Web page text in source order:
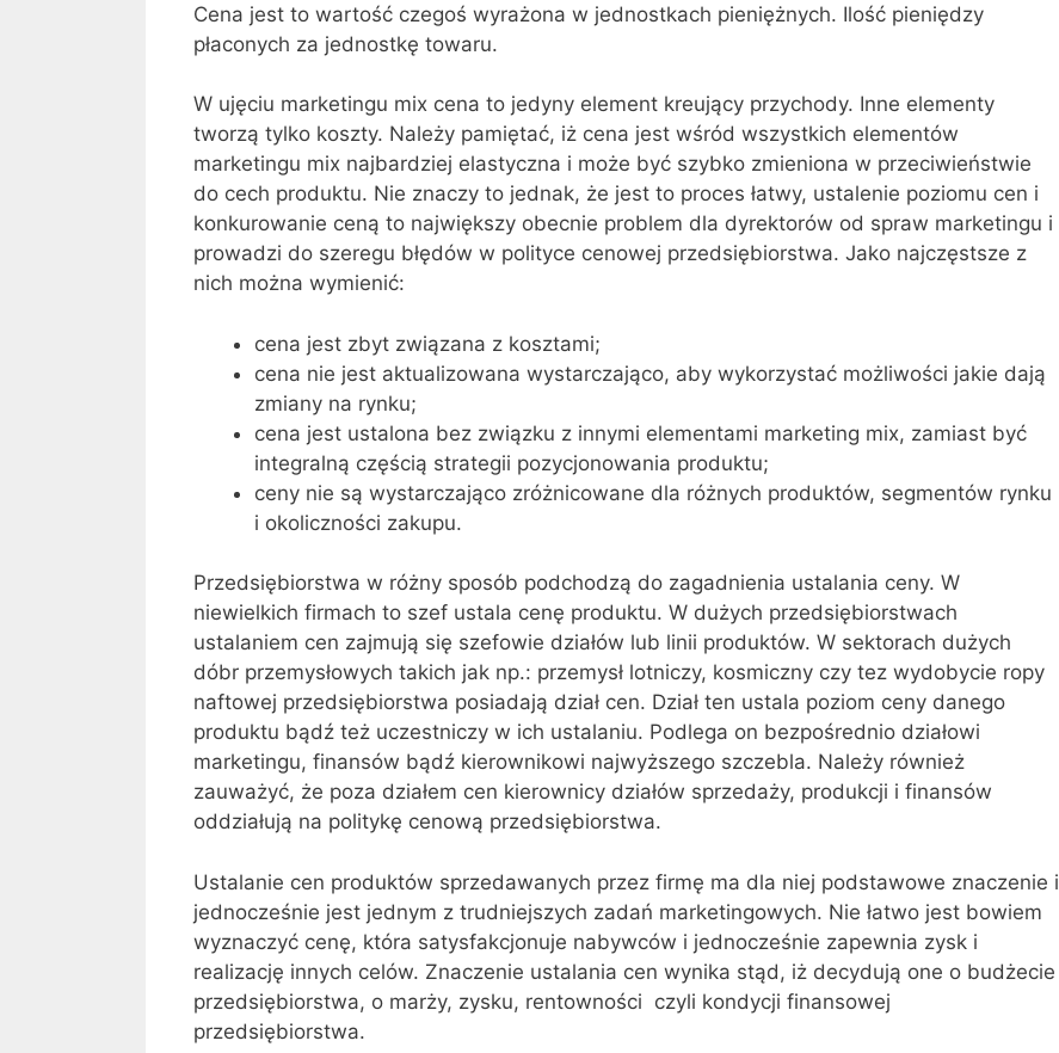
Cena jest to wartość czegoś wyrażona w jednostkach pieniężnych. Ilość pieniędzy
płaconych za jednostkę towaru.
W ujęciu marketingu mix cena to jedyny element kreujący przychody. Inne elementy
tworzą tylko koszty. Należy pamiętać, iż cena jest wśród wszystkich elementów
marketingu mix najbardziej elastyczna i może być szybko zmieniona w przeciwieństwie
do cech produktu. Nie znaczy to jednak, że jest to proces łatwy, ustalenie poziomu cen i
konkurowanie ceną to największy obecnie problem dla dyrektorów od spraw marketingu i
prowadzi do szeregu błędów w polityce cenowej przedsiębiorstwa. Jako najczęstsze z
nich można wymienić:
cena jest zbyt związana z kosztami;
cena nie jest aktualizowana wystarczająco, aby wykorzystać możliwości jakie dają
zmiany na rynku;
cena jest ustalona bez związku z innymi elementami marketing mix, zamiast być
integralną częścią strategii pozycjonowania produktu;
ceny nie są wystarczająco zróżnicowane dla różnych produk­tów, segmentów rynku
i okoliczności zakupu.
Przedsiębiorstwa w różny sposób podchodzą do zagadnienia ustalania ceny. W
niewielkich firmach to szef ustala cenę produktu. W dużych przedsiębiorstwach
ustalaniem cen zajmują się szefowie działów lub linii produktów. W sektorach dużych
dóbr przemysłowych takich jak np.: przemysł lotniczy, kosmiczny czy tez wydobycie ropy
naftowej przedsiębiorstwa posiadają dział cen. Dział ten ustala poziom ceny danego
produktu bądź też uczestniczy w ich ustalaniu. Podlega on bezpośrednio działowi
marketingu, finansów bądź kierownikowi najwyższego szczebla. Należy również
zauważyć, że poza działem cen kierownicy działów sprzedaży, produkcji i finansów
oddziałują na politykę cenową przedsiębiorstwa.
Ustalanie cen produktów sprzedawanych przez firmę ma dla niej podstawowe znaczenie i
jednocześnie jest jednym z trudniejszych zadań marketingowych. Nie łatwo jest bowiem
wyznaczyć cenę, która satysfakcjonuje nabywców i jednocześnie zapewnia zysk i
realizację innych celów. Znaczenie ustalania cen wynika stąd, iż decydują one o budżecie
przedsiębiorstwa, o marży, zysku, rentowności czyli kondycji finansowej
przedsiębiorstwa.